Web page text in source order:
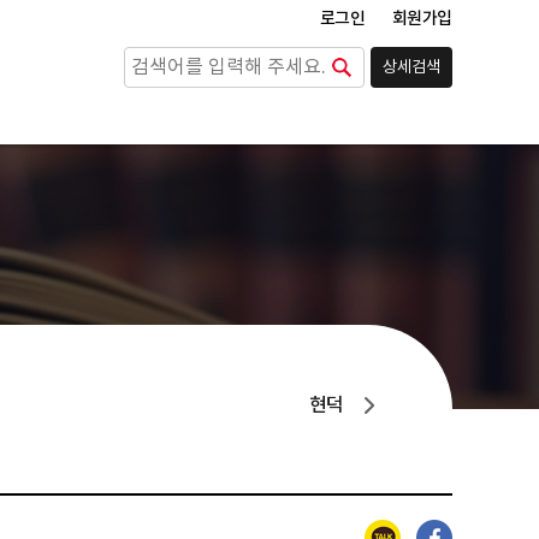
로그인 회원가입
검색 상세검색
현덕